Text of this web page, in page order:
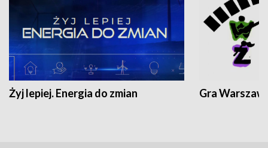
Żyj lepiej. Energia do zmian Gra